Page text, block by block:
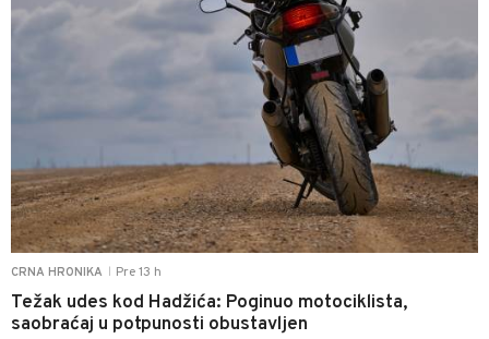
CRNA HRONIKA Pre 13 h
Težak udes kod Hadžića: Poginuo motociklista,
saobraćaj u potpunosti obustavljen